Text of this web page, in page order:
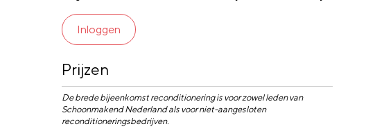
Inloggen
Prijzen
De brede bijeenkomst reconditionering is voor zowel leden van
Schoonmakend Nederland als voor niet-aangesloten
reconditioneringsbedrijven.